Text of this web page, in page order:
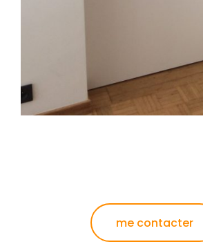
me contacter